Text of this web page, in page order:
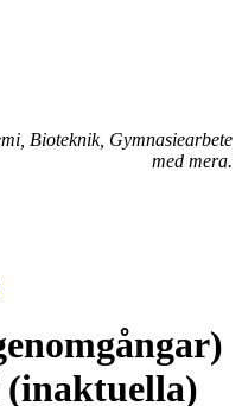
Bioteknik, Gymnasiearbete
med mera.